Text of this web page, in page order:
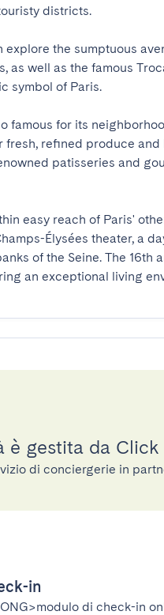
districts.
explore the sumptuous
as well as the famous
symbol of Paris.
famous for its
fresh, refined produce
patisseries and
easy reach of Paris'
Élysées theater, a
of the Seine. The 16th
an exceptional living
è gestita da Click
di conciergerie in
in
di check-in